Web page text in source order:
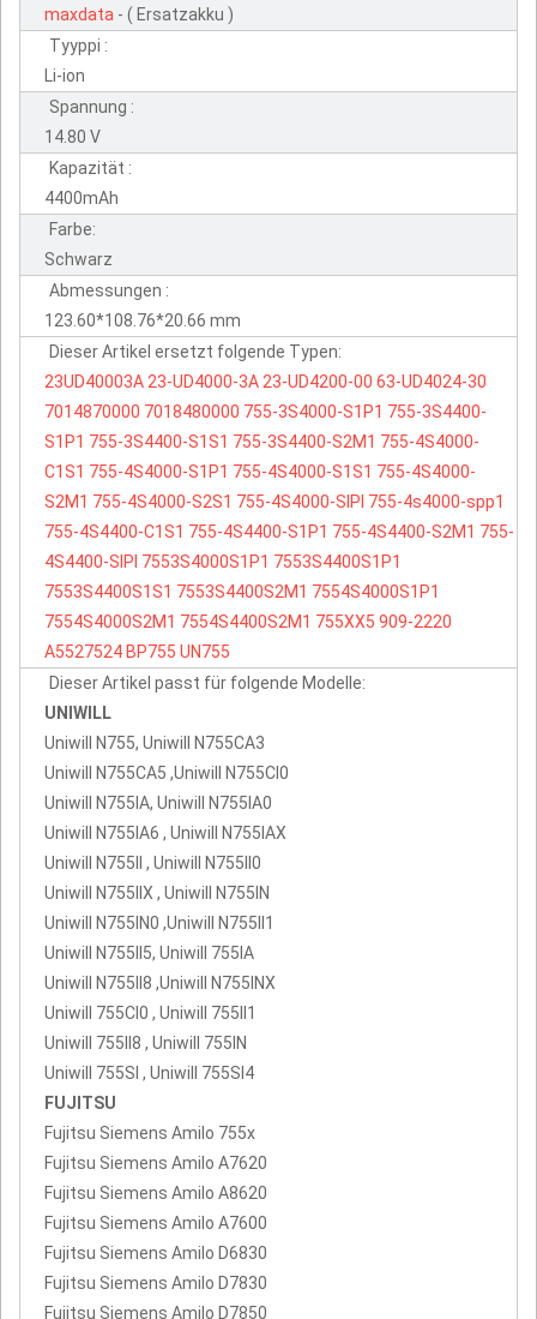
maxdata - ( Ersatzakku )
Tyyppi :
Li-ion
Spannung :
14.80 V
Kapazität :
4400mAh
Farbe:
Schwarz
Abmessungen :
123.60*108.76*20.66 mm
Dieser Artikel ersetzt folgende Typen:
23UD40003A 23-UD4000-3A 23-UD4200-00 63-UD4024-30
7014870000 7018480000 755-3S4000-S1P1 755-3S4400-
S1P1 755-3S4400-S1S1 755-3S4400-S2M1 755-4S4000-
C1S1 755-4S4000-S1P1 755-4S4000-S1S1 755-4S4000-
S2M1 755-4S4000-S2S1 755-4S4000-SIPI 755-4s4000-spp1
755-4S4400-C1S1 755-4S4400-S1P1 755-4S4400-S2M1 755-
4S4400-SIPI 7553S4000S1P1 7553S4400S1P1
7553S4400S1S1 7553S4400S2M1 7554S4000S1P1
7554S4000S2M1 7554S4400S2M1 755XX5 909-2220
A5527524 BP755 UN755
Dieser Artikel passt für folgende Modelle:
UNIWILL
Uniwill N755, Uniwill N755CA3
Uniwill N755CA5 ,Uniwill N755CI0
Uniwill N755IA, Uniwill N755IA0
Uniwill N755IA6 , Uniwill N755IAX
Uniwill N755II , Uniwill N755II0
Uniwill N755IIX , Uniwill N755IN
Uniwill N755IN0 ,Uniwill N755II1
Uniwill N755II5, Uniwill 755IA
Uniwill N755II8 ,Uniwill N755INX
Uniwill 755CI0 , Uniwill 755II1
Uniwill 755II8 , Uniwill 755IN
Uniwill 755SI , Uniwill 755SI4
FUJITSU
Fujitsu Siemens Amilo 755x
Fujitsu Siemens Amilo A7620
Fujitsu Siemens Amilo A8620
Fujitsu Siemens Amilo A7600
Fujitsu Siemens Amilo D6830
Fujitsu Siemens Amilo D7830
Fujitsu Siemens Amilo D7850